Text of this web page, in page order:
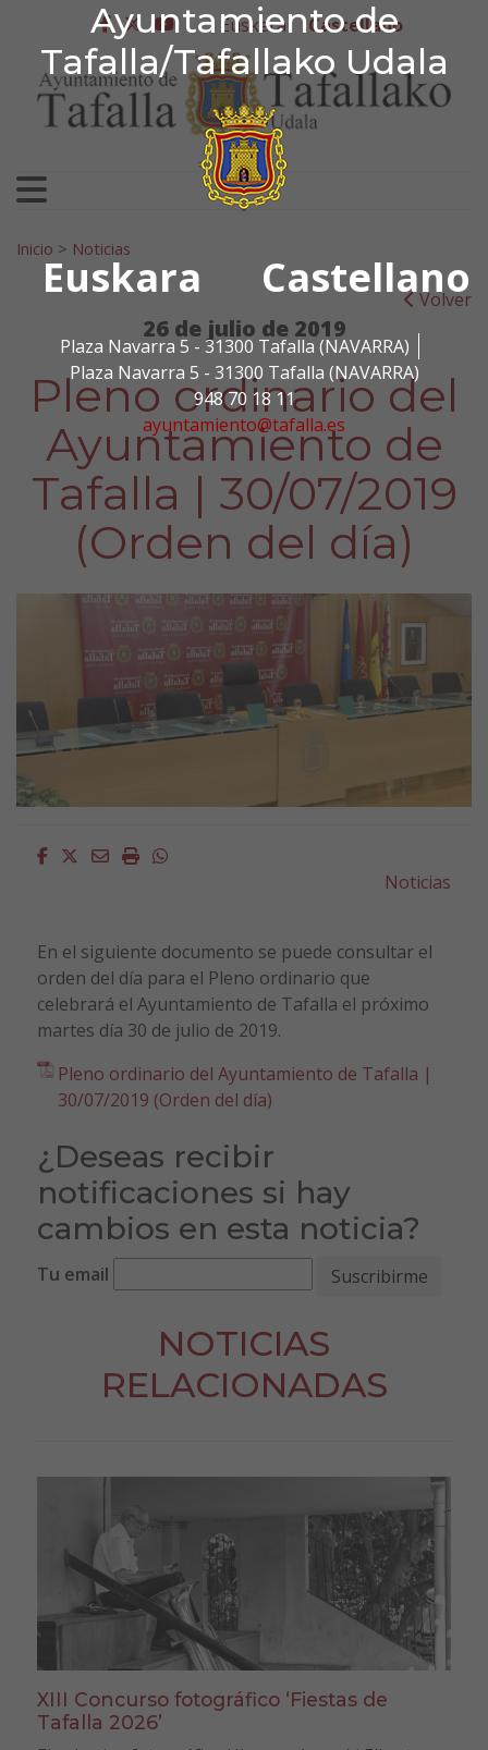
Ayuntamiento de
Tafalla/Tafallako Udala
Euskara Castellano
Plaza Navarra 5 - 31300 Tafalla (NAVARRA)
Plaza Navarra 5 - 31300 Tafalla (NAVARRA)
948 70 18 11
ayuntamiento@tafalla.es
Ir al contenido
Ayuntamiento de
facebook
twitter
youtube
Euskera Castellano
Search for:
Inicio > Noticias
Volver
26 de julio de 2019
Pleno ordinario del
Ayuntamiento de
Tafalla | 30/07/2019
(Orden del día)
Facebook
Twitter
EmailImprimirWhatsapp
Noticias
En el siguiente documento se puede consultar el
orden del día para el Pleno ordinario que
celebrará el Ayuntamiento de Tafalla el próximo
martes día 30 de julio de 2019.
Pleno ordinario del Ayuntamiento de Tafalla |
30/07/2019 (Orden del día)
¿Deseas recibir
notificaciones si hay
cambios en esta noticia?
Tu email
NOTICIAS
RELACIONADAS
XIII Concurso fotográfico ‘Fiestas de
Tafalla 2026’